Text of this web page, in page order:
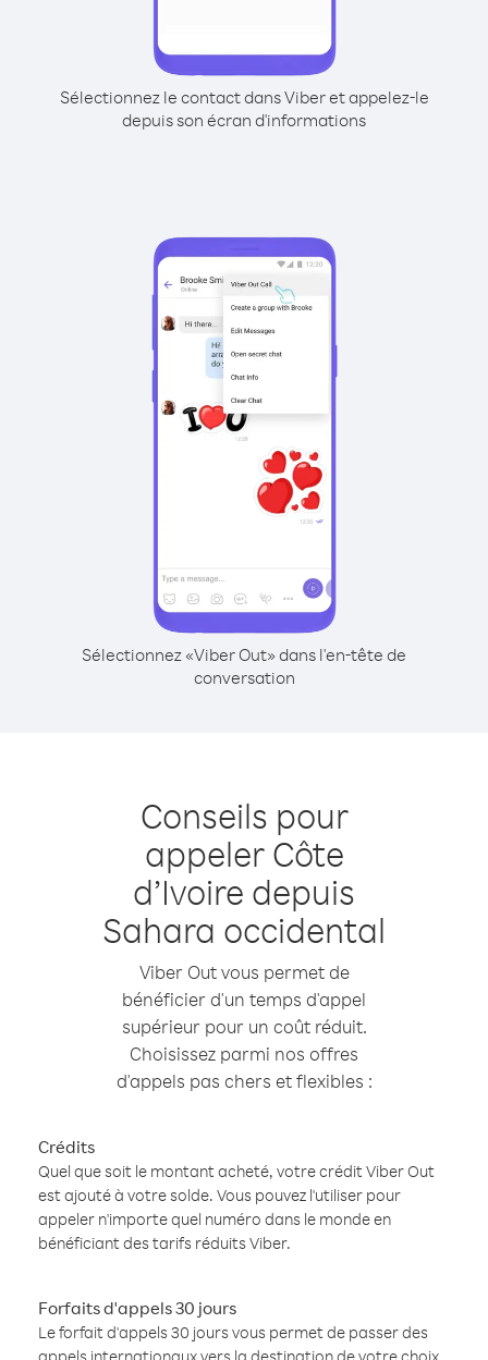
Sélectionnez le contact dans Viber et appelez-le
depuis son écran d'informations
Sélectionnez «Viber Out» dans l'en-tête de
conversation
Conseils pour
appeler Côte
d’Ivoire depuis
Sahara occidental
Viber Out vous permet de
bénéficier d'un temps d'appel
supérieur pour un coût réduit.
Choisissez parmi nos offres
d'appels pas chers et flexibles :
Crédits
Quel que soit le montant acheté, votre crédit Viber Out
est ajouté à votre solde. Vous pouvez l'utiliser pour
appeler n'importe quel numéro dans le monde en
bénéficiant des tarifs réduits Viber.
Forfaits d'appels 30 jours
Le forfait d'appels 30 jours vous permet de passer des